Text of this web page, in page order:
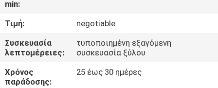
ΕΛΆΤΕ
ΣΕ
ΕΠΑΦΉ
ΜΕ
min:
Τιμή:
negotiable
Συσκευασία
λεπτομέρειες:
τυποποιημένη εξαγόμενη
συσκευασία ξύλου
Χρόνος
παράδοσης:
25 έως 30 ημέρες